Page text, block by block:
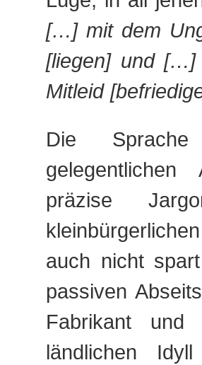
[…] mit dem
[liegen] und […]
Mitleid
Die
gelegentlichen
präzise
auch nicht
passiven
Fabrikant und
ländlichen